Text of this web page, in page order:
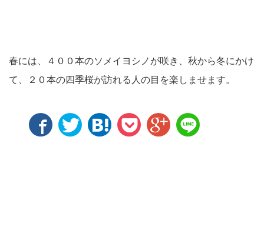
春には、４００本のソメイヨシノが咲き、秋から冬にかけ
て、２０本の四季桜が訪れる人の目を楽しませます。